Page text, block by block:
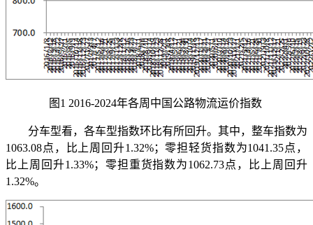
图1 2016-2024年各周中国公路物流运价指数
分车型看，各车型指数环比有所回升。其中，整车指数为
1063.08点，比上周回升1.32%；零担轻货指数为1041.35点，
比上周回升1.33%；零担重货指数为1062.73点，比上周回升
1.32%。